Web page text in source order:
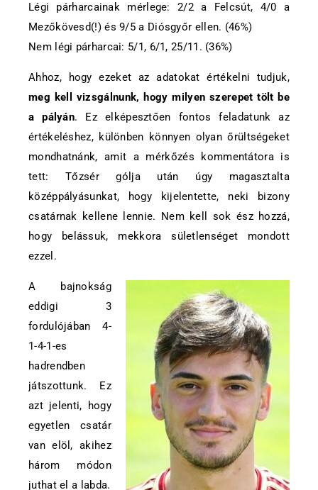
Légi párharcainak mérlege: 2/2 a Felcsút, 4/0 a
Mezőkövesd(!) és 9/5 a Diósgyőr ellen. (46%)
Nem légi párharcai: 5/1, 6/1, 25/11. (36%)
Ahhoz, hogy ezeket az adatokat értékelni tudjuk,
meg kell vizsgálnunk, hogy milyen szerepet tölt be
a pályán. Ez elképesztően fontos feladatunk az
értékeléshez, különben könnyen olyan őrültségeket
mondhatnánk, amit a mérkőzés kommentátora is
tett: Tőzsér gólja után úgy magasztalta
középpályásunkat, hogy kijelentette, neki bizony
csatárnak kellene lennie. Nem kell sok ész hozzá,
hogy belássuk, mekkora sületlenséget mondott
ezzel.
A bajnokság
eddigi 3
fordulójában 4-
1-4-1-es
hadrendben
játszottunk. Ez
azt jelenti, hogy
egyetlen csatár
van elöl, akihez
három módon
juthat el a labda.